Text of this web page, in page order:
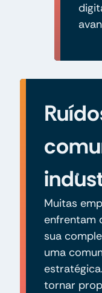
Muitas
enfrentam
sua
uma
tornar